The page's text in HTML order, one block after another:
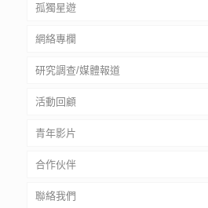
服務質素標準
輔導服務
意見收集箱
處理投訴及意見流程
網絡欺凌自救資源
網絡欺凌自助教材套
網絡欺凌特展
孤獨星遊
孤獨星球生存手冊
星遊遺孤
文字獨白
孤獨類型分析
網絡專欄
研究調查/媒體報道
活動回顧
青年影片
合作伙伴
中小學
聯絡我們